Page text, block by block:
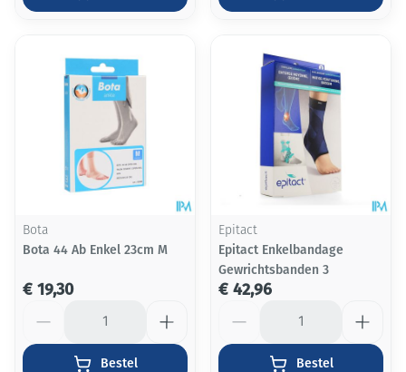
Bota
Bota 44 Ab Enkel 23cm M
€ 19,30
Bestel
Epitact
Epitact Enkelbandage
Gewrichtsbanden 3
€ 42,96
Bestel